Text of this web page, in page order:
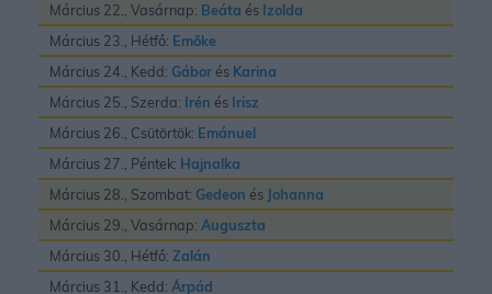
Március 22., Vasárnap: Beáta és Izolda
Március 23., Hétfő: Emõke
Március 24., Kedd: Gábor és Karina
Március 25., Szerda: Irén és Irisz
Március 26., Csütörtök: Emánuel
Március 27., Péntek: Hajnalka
Március 28., Szombat: Gedeon és Johanna
Március 29., Vasárnap: Auguszta
Március 30., Hétfő: Zalán
Március 31., Kedd: Árpád